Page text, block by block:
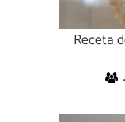
Receta